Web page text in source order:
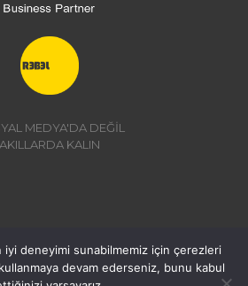
MEDYA'DA DEĞİL
AKILLARDA KALIN
| REBEL MEDYA
deneyimi sunabilmemiz için çerezleri
devam ederseniz, bunu kabul